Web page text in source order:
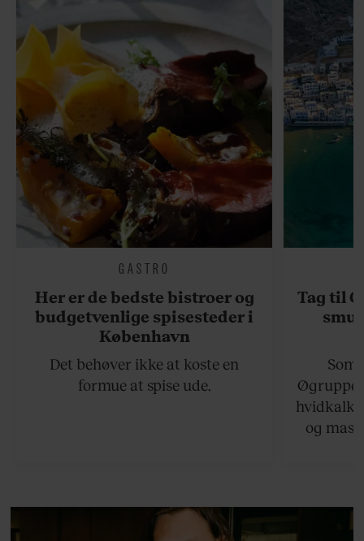
GASTRO
Her er de bedste bistroer og
budgetvenlige spisesteder i
København
Det behøver ikke at koste en
formue at spise ude.
Tag til
og